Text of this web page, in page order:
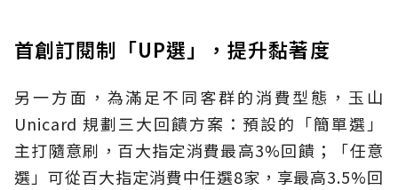
首創訂閱制「UP選」，提升黏著度
另一方面，為滿足不同客群的消費型態，玉山
Unicard 規劃三大回饋方案：預設的「簡單選」
主打隨意刷，百大指定消費最高3%回饋；「任意
選」可從百大指定消費中任選8家，享最高3.5%回